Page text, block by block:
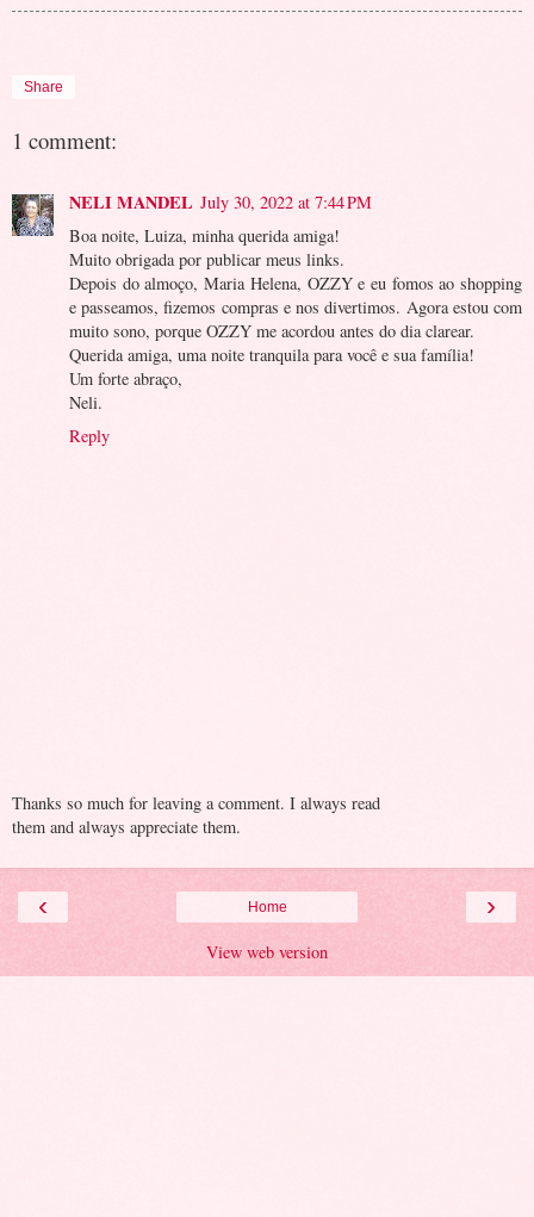
Share
1 comment:
NELI MANDEL July 30, 2022 at 7:44 PM
Boa noite, Luiza, minha querida amiga!
Muito obrigada por publicar meus links.
Depois do almoço, Maria Helena, OZZY e eu fomos ao shopping
e passeamos, fizemos compras e nos divertimos. Agora estou com
muito sono, porque OZZY me acordou antes do dia clarear.
Querida amiga, uma noite tranquila para você e sua família!
Um forte abraço,
Neli.
Reply
Thanks so much for leaving a comment. I always read
them and always appreciate them.
‹ ›
Home
View web version